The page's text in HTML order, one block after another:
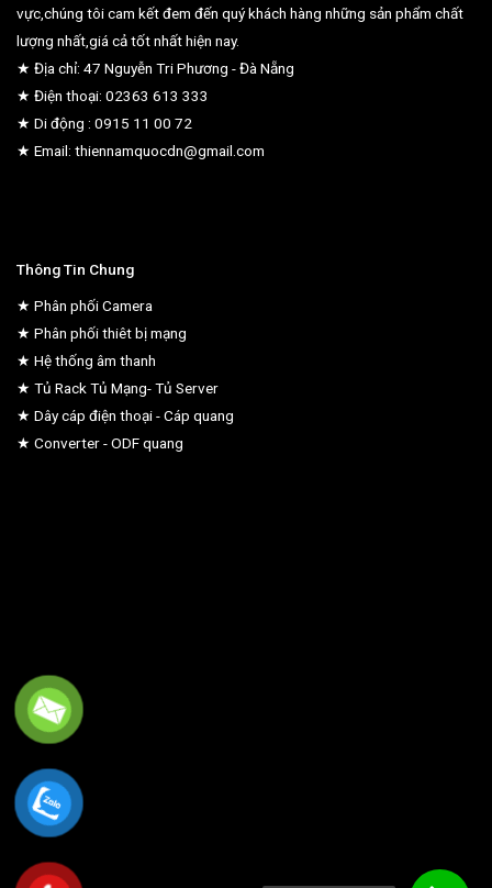
vực,chúng tôi cam kết đem đến quý khách hàng những sản phẩm chất
lượng nhất,giá cả tốt nhất hiện nay.
★ Địa chỉ: 47 Nguyễn Tri Phương - Đà Nẵng
★ Điện thoại: 02363 613 333
★ Di động : 0915 11 00 72
★ Email: thiennamquocdn@gmail.com
Thông Tin Chung
★ Phân phối Camera
★ Phân phối thiêt bị mạng
★ Hệ thống âm thanh
★ Tủ Rack Tủ Mạng- Tủ Server
★ Dây cáp điện thoại - Cáp quang
★ Converter - ODF quang